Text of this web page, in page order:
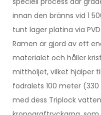
innan den bränns vid 1
tunt lager platina via
Ramen är gjord av ett
materialet och håller
mitthöljet, vilket hjälper
fodralets 100 meter
med dess Triplock